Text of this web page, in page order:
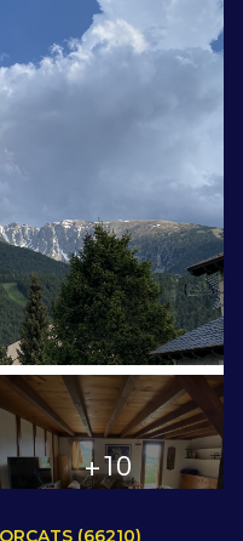
+10
(66210)